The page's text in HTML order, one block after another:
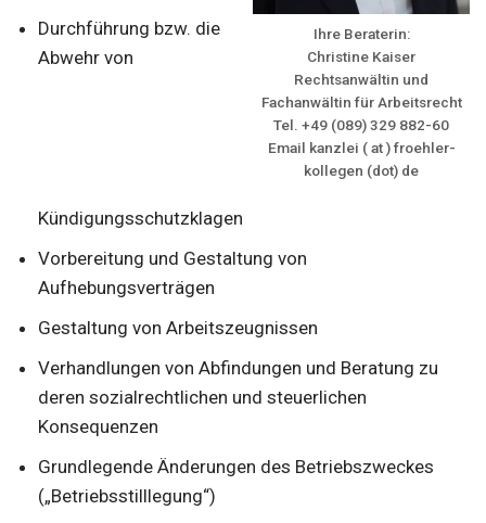
Ihre Beraterin:
Christine Kaiser
Rechtsanwältin und
Fachanwältin für Arbeitsrecht
Tel. +49 (089) 329 882-60
Email kanzlei ( at ) froehler-
kollegen (dot) de
Durchführung bzw. die
Abwehr von
Kündigungsschutzklagen
Vorbereitung und Gestaltung von
Aufhebungsverträgen
Gestaltung von Arbeitszeugnissen
Verhandlungen von Abfindungen und Beratung zu
deren sozialrechtlichen und steuerlichen
Konsequenzen
Grundlegende Änderungen des Betriebszweckes
(„Betriebsstilllegung“)